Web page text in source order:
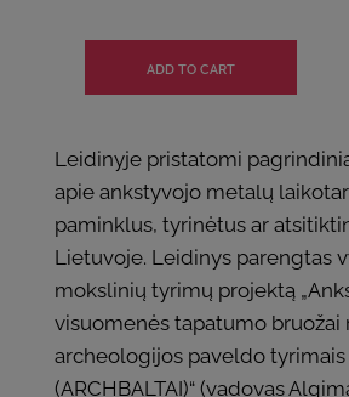
Leidinyje pristatomi
apie ankstyvojo metalų
paminklus, tyrinėtus ar
Lietuvoje. Leidinys parengtas
mokslinių tyrimų projektą
visuomenės tapatumo bruožai
archeologijos paveldo
(ARCHBALTAI)“ (vadovas